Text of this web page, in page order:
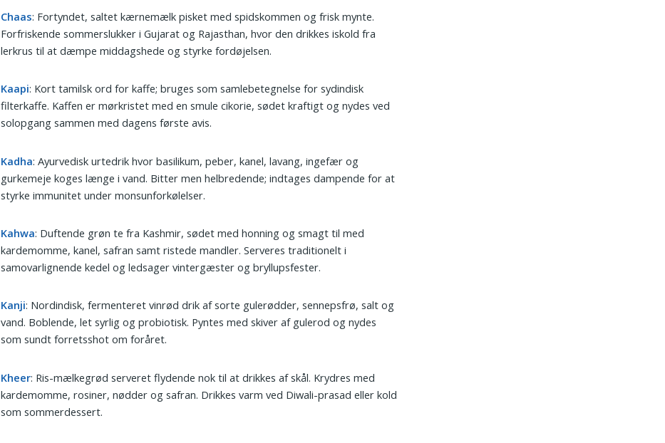
Chaas: Fortyndet, saltet kærnemælk pisket med spidskommen og frisk mynte.
Forfriskende sommerslukker i Gujarat og Rajasthan, hvor den drikkes iskold fra
lerkrus til at dæmpe middagshede og styrke fordøjelsen.
Kaapi: Kort tamilsk ord for kaffe; bruges som samlebetegnelse for sydindisk
filterkaffe. Kaffen er mørkristet med en smule cikorie, sødet kraftigt og nydes ved
solopgang sammen med dagens første avis.
Kadha: Ayurvedisk urtedrik hvor basilikum, peber, kanel, lavang, ingefær og
gurkemeje koges længe i vand. Bitter men helbredende; indtages dampende for at
styrke immunitet under monsunforkølelser.
Kahwa: Duftende grøn te fra Kashmir, sødet med honning og smagt til med
kardemomme, kanel, safran samt ristede mandler. Serveres traditionelt i
samovarlignende kedel og ledsager vintergæster og bryllupsfester.
Kanji: Nordindisk, fermenteret vinrød drik af sorte gulerødder, sennepsfrø, salt og
vand. Boblende, let syrlig og probiotisk. Pyntes med skiver af gulerod og nydes
som sundt forretsshot om foråret.
Kheer: Ris-mælkegrød serveret flydende nok til at drikkes af skål. Krydres med
kardemomme, rosiner, nødder og safran. Drikkes varm ved Diwali-prasad eller kold
som sommerdessert.